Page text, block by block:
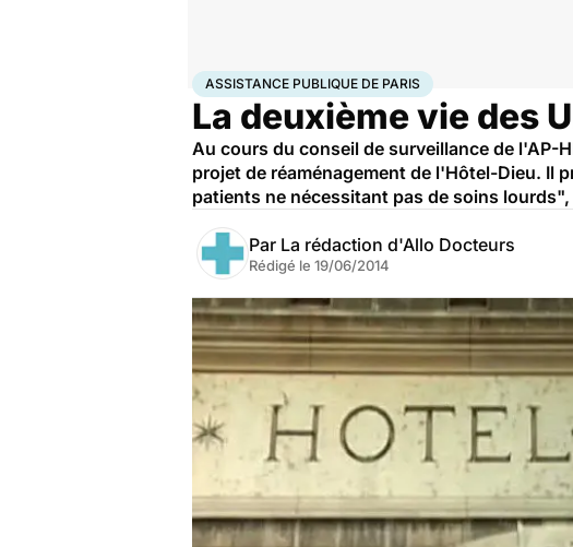
AccueilSantéUrgencesAssistance publique de Paris
ASSISTANCE PUBLIQUE DE PARIS
La deuxième vie des
Au cours du conseil de surveillance de l'AP-
projet de réaménagement de l'Hôtel-Dieu. Il
patients ne nécessitant pas de soins
Par La rédaction d'Allo Docteurs
Rédigé le 19/06/2014